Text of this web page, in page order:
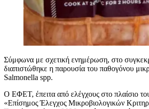
Σύμφωνα με σχετική ενημέρωση, στο
διαπιστώθηκε η παρουσία του παθογόνου
Salmonella spp.
Ο ΕΦΕΤ, έπειτα από ελέγχους στο πλαίσιο
«Επίσημος Έλεγχος Μικροβιολογικών